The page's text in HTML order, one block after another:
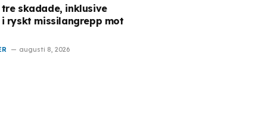
tre skadade, inklusive
ryskt missilangrepp mot
augusti 8, 2026